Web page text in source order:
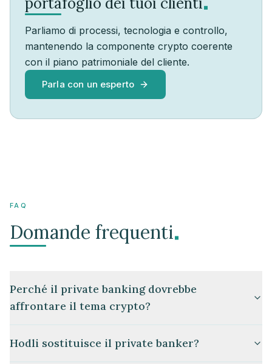
Parliamo di processi, tecnologia e controllo,
mantenendo la componente crypto coerente
con il piano patrimoniale del cliente.
Parla con un esperto
FAQ
Domande frequenti .
Perché il private banking dovrebbe
affrontare il tema crypto?
Hodli sostituisce il private banker?